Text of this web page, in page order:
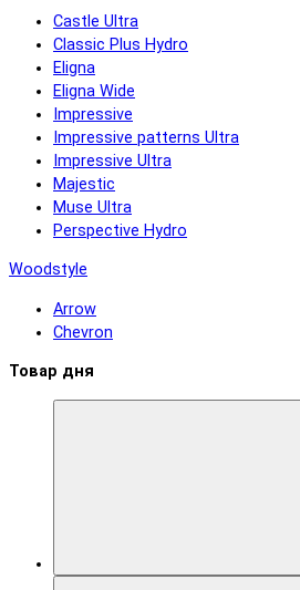
Castle Ultra
Classic Plus Hydro
Eligna
Eligna Wide
Impressive
Impressive patterns Ultra
Impressive Ultra
Majestic
Muse Ultra
Perspective Hydro
Woodstyle
Arrow
Chevron
Товар дня